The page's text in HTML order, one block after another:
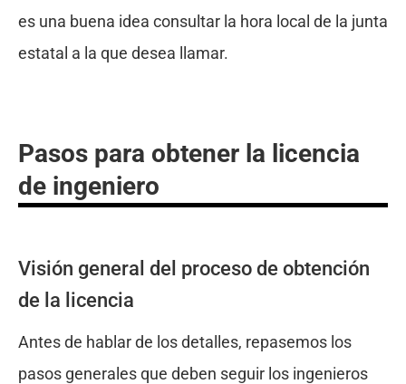
es una buena idea consultar la hora local de la junta
estatal a la que desea llamar.
Pasos para obtener la licencia
de ingeniero
Visión general del proceso de obtención
de la licencia
Antes de hablar de los detalles, repasemos los
pasos generales que deben seguir los ingenieros